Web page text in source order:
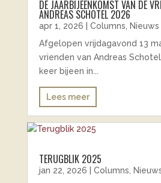
DE JAARBIJEENKOMST VAN DE
ANDREAS SCHOTEL 2026
apr 1, 2026 Columns
Nieuws
Afgelopen vrijdagavond 13
vrienden van Andreas
keer bijeen in...
Lees meer
TERUGBLIK 2025
jan 22, 2026 Columns